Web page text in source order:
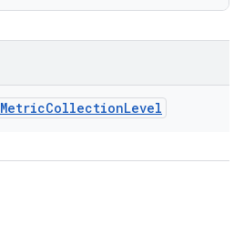
MetricCollectionLevel